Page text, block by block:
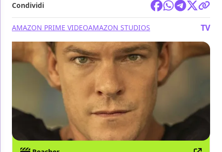
Condividi
AMAZON PRIME VIDEOAMAZON STUDIOS TV